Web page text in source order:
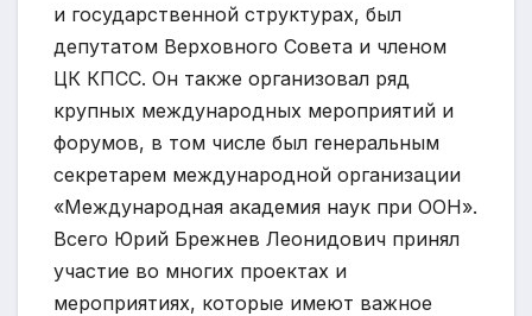
и государственной структурах, был
депутатом Верховного Совета и членом
ЦК КПСС. Он также организовал ряд
крупных международных мероприятий и
форумов, в том числе был генеральным
секретарем международной организации
«Международная академия наук при ООН».
Всего Юрий Брежнев Леонидович принял
участие во многих проектах и
мероприятиях, которые имеют важное